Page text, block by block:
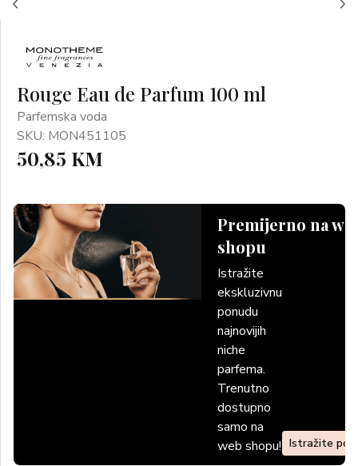
Rouge Eau de Parfum 100 ml
Parfemska voda
SKU: MON451105
50,85 KM
Premijerno na
shopu
Istražite
ekskluzivnu
ponudu
najnovijih
niche
parfema.
Trenutno
dostupno
samo na
web shopu! Istražite